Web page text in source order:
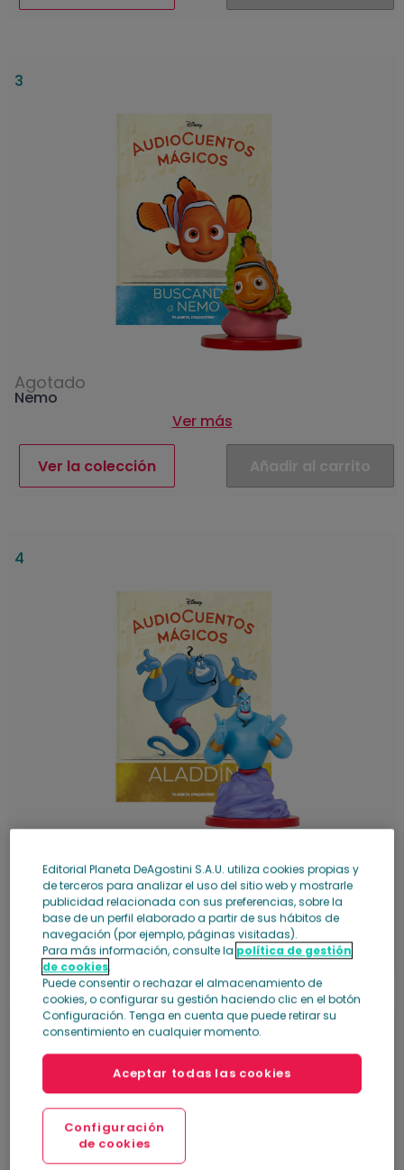
3
Agotado
Nemo
Ver más
Ver la colección Añadir al carrito
4
Agotado
Genio
Ver más
Ver la colección Añadir al carrito
Editorial Planeta DeAgostini S.A.U. utiliza cookies propias y
de terceros para analizar el uso del sitio web y mostrarle
publicidad relacionada con sus preferencias, sobre la
base de un perfil elaborado a partir de sus hábitos de
navegación (por ejemplo, páginas visitadas).
Para más información, consulte la política de gestión
de cookies.
Puede consentir o rechazar el almacenamiento de
cookies, o configurar su gestión haciendo clic en el botón
Configuración. Tenga en cuenta que puede retirar su
consentimiento en cualquier momento.
Aceptar todas las cookies
Configuración
de cookies